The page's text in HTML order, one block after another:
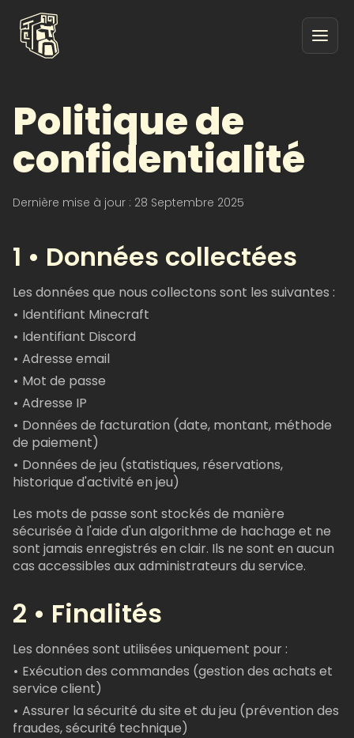
Politique de
confidentialité
Dernière mise à jour : 28 Septembre 2025
1 • Données collectées
Les données que nous collectons sont les suivantes :
• Identifiant Minecraft
• Identifiant Discord
• Adresse email
• Mot de passe
• Adresse IP
• Données de facturation (date, montant, méthode
de paiement)
• Données de jeu (statistiques, réservations,
historique d'activité en jeu)
Les mots de passe sont stockés de manière
sécurisée à l'aide d'un algorithme de hachage et ne
sont jamais enregistrés en clair. Ils ne sont en aucun
cas accessibles aux administrateurs du service.
2 • Finalités
Les données sont utilisées uniquement pour :
• Exécution des commandes (gestion des achats et
service client)
• Assurer la sécurité du site et du jeu (prévention des
fraudes, sécurité technique)